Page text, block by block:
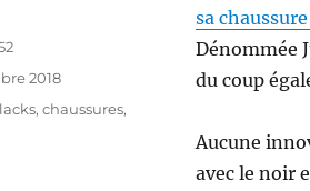
sa
Dénommée
du coup
Aucune
avec le noir
2018
,chaussures,